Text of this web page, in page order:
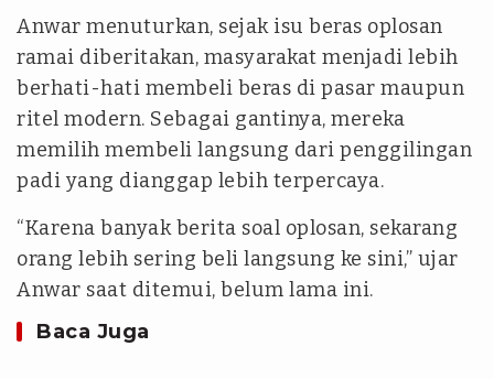
Anwar menuturkan, sejak isu beras oplosan
ramai diberitakan, masyarakat menjadi lebih
berhati-hati membeli beras di pasar maupun
ritel modern. Sebagai gantinya, mereka
memilih membeli langsung dari penggilingan
padi yang dianggap lebih terpercaya.
“Karena banyak berita soal oplosan, sekarang
orang lebih sering beli langsung ke sini,” ujar
Anwar saat ditemui, belum lama ini.
Baca Juga